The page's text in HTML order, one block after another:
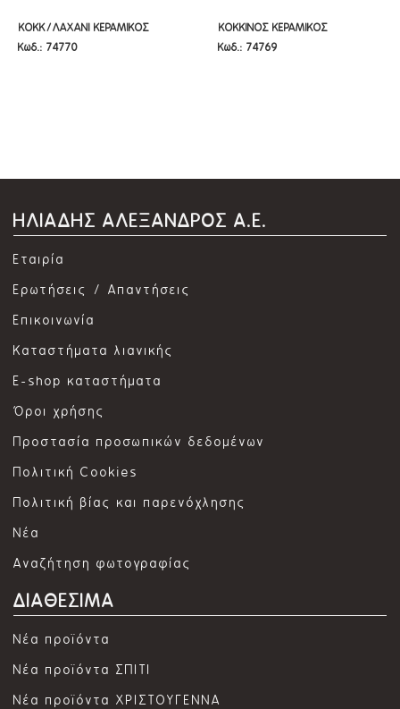
ΚΟΚΚ/ΛΑΧΑΝΙ ΚΕΡΑΜΙΚΟΣ
ΚΑΡΥΟΘΡΑΥΣΤΗΣ ΜΕ ΤΥΜΠΑΝΟ
ΚΟΚΚ/ΛΑΧΑΝΙ ΚΕΡΑΜΙΚΟΣ
ΚΑΡΥΟΘΡΑΥΣΤΗΣ ΜΕ ΤΥΜΠΑΝΟ
Κωδ.: 74770
ΚΟΚΚΙΝΟΣ ΚΕΡΑΜΙΚΟΣ
ΚΑΡΥΟΘΡΑΥΣΤΗΣ 13Χ11.5Χ39ΕΚ
ΚΟΚΚΙΝΟΣ ΚΕΡΑΜΙΚΟΣ
ΚΑΡΥΟΘΡΑΥΣΤΗΣ 13Χ11.5Χ39ΕΚ
Κωδ.: 74769
ΗΛΙΑΔΗΣ ΑΛΕΞΑΝΔΡΟΣ Α.Ε.
Εταιρία
Ερωτήσεις / Απαντήσεις
Επικοινωνία
Καταστήματα λιανικής
E-shop καταστήματα
Όροι χρήσης
Προστασία προσωπικών δεδομένων
Πολιτική Cookies
Πολιτική βίας και παρενόχλησης
Νέα
Αναζήτηση φωτογραφίας
ΔΙΑΘΕΣΙΜΑ
Νέα προϊόντα
Νέα προϊόντα ΣΠΙΤΙ
Νέα προϊόντα ΧΡΙΣΤΟΥΓΕΝΝΑ